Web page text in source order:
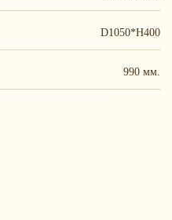
D1050*H400
990 мм.